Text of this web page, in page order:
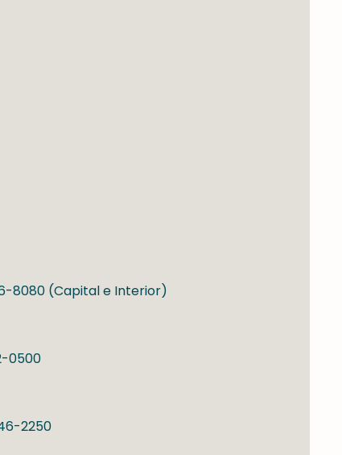
8080 (Capital e Interior)
0500
2250